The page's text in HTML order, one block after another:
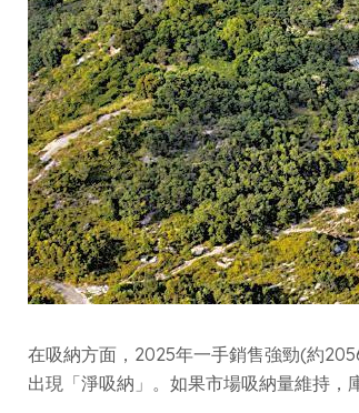
在吸納方面，2025年一手銷售強勁(約
出現「淨吸納」。如果市場吸納量維持，